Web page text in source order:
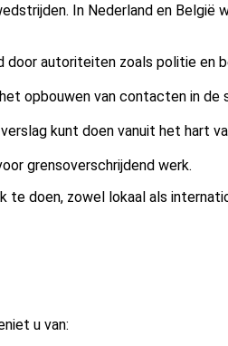
In Nederland en België
autoriteiten zoals politie en
opbouwen van contacten in de
kunt doen vanuit het hart
grensoverschrijdend werk.
doen, zowel lokaal als
u van: